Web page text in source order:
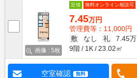
画像 : 5枚
定借 無料オンライン相談可
7.45万円
管理費等：11,000円
敷
なし 礼
7.45万
9階
1K 23.02㎡
空室確認 無料